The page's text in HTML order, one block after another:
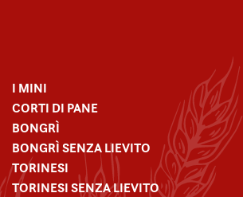
I MINI
CORTI DI PANE
BONGRÌ
BONGRÌ SENZA LIEVITO
TORINESI
TORINESI SENZA LIEVITO